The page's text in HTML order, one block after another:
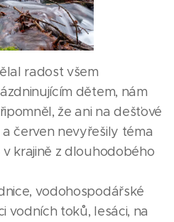
radost všem
dětem, nám
že ani na dešťové
červen nevyřešily téma
krajině z dlouhodobého
vodohospodářské
vodních toků, lesáci, na